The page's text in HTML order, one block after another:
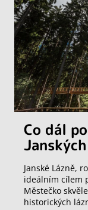
Co dál
Janské Lázně,
ideálním cílem
Městečko
historických